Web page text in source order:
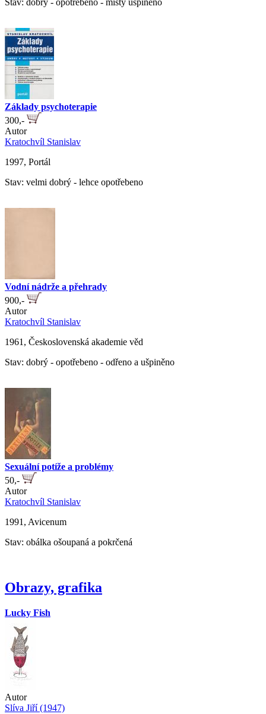
Stav: dobrý - opotřebeno - místy ušpiněno
Základy psychoterapie
300,-
Autor
Kratochvíl Stanislav
1997, Portál
Stav: velmi dobrý - lehce opotřebeno
Vodní nádrže a přehrady
900,-
Autor
Kratochvíl Stanislav
1961, Československá akademie věd
Stav: dobrý - opotřebeno - odřeno a ušpiněno
Sexuální potíže a problémy
50,-
Autor
Kratochvíl Stanislav
1991, Avicenum
Stav: obálka ošoupaná a pokrčená
Obrazy, grafika
Lucky Fish
Autor
Slíva Jiří (1947)